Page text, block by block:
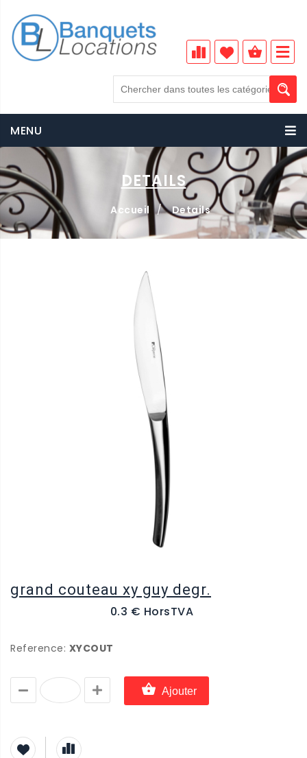
MENU
DETAILS
Accueil / Details
grand couteau xy guy degr.
0.3 € HorsTVA
Reference: XYCOUT
Ajouter